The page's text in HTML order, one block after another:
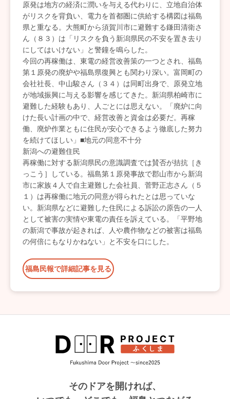
原発は地方の経済に潤いを与える代わりに、立地自治体
がリスクを背負い、電力を首都圏に供給する構図は福島
県と重なる。大熊町から須賀川市に避難する鎌田清衛さ
ん（８３）は「リスクを負う新潟県民の不安を置き去り
にしてはいけない」と警鐘を鳴らした。
今回の再稼働は、東電の経営改善策の一つとされ、福島
第１原発の廃炉や福島県復興とも関わり深い。富岡町の
会社社長、中山駿さん（３４）は同町出身で、原発立地
が地域振興に与える影響を感じてきた。新潟県柏崎市に
避難した経験もあり、人ごとには思えない。「廃炉に向
けた長い計画の中で、経営改善と資金は必要だ。再稼
働、廃炉作業ともに住民が安心できるよう徹底した努力
を続けてほしい」■地元の同意不十分
新潟への避難住民
再稼働に対する新潟県民の意識調査では賛否が拮抗［き
っこう］している。福島第１原発事故で郡山市から新潟
市に家族４人で自主避難した会社員、菅野正志さん（５
１）は再稼働に地元の同意が得られたとは思っていな
い。新潟県などに避難した住民による訴訟の原告の一人
として被害の実情や東電の責任を訴えている。「平野地
の新潟で事故が起きれば、人や農作物などの被害は福島
の何倍にもなりかねない」と不安を口にした。
福島民報で詳細記事を見る
そのドアを開ければ、